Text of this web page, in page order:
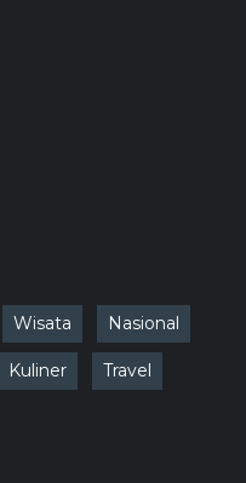
Wisata Nasional
Kuliner Travel